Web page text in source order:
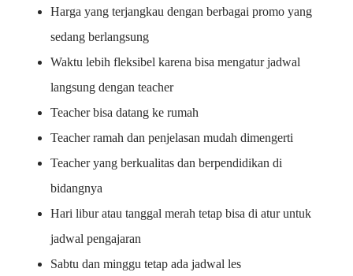
Harga yang terjangkau dengan berbagai promo yang
sedang berlangsung
Waktu lebih fleksibel karena bisa mengatur jadwal
langsung dengan teacher
Teacher bisa datang ke rumah
Teacher ramah dan penjelasan mudah dimengerti
Teacher yang berkualitas dan berpendidikan di
bidangnya
Hari libur atau tanggal merah tetap bisa di atur untuk
jadwal pengajaran
Sabtu dan minggu tetap ada jadwal les